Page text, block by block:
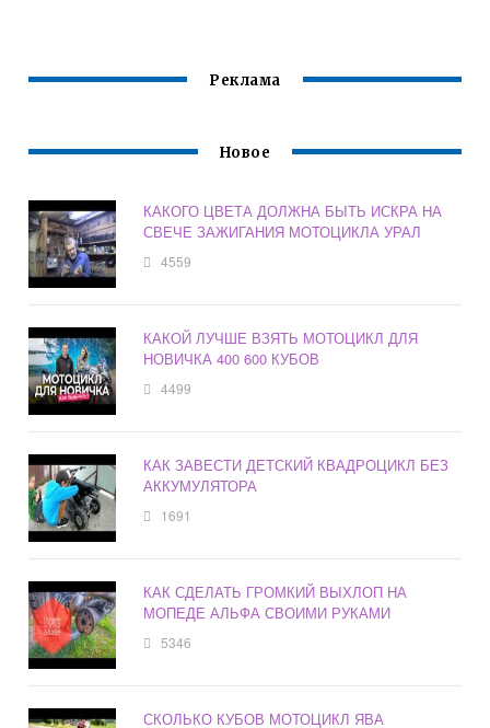
Реклама
Новое
КАКОГО ЦВЕТА ДОЛЖНА БЫТЬ ИСКРА НА
СВЕЧЕ ЗАЖИГАНИЯ МОТОЦИКЛА УРАЛ
4559
КАКОЙ ЛУЧШЕ ВЗЯТЬ МОТОЦИКЛ ДЛЯ
НОВИЧКА 400 600 КУБОВ
4499
КАК ЗАВЕСТИ ДЕТСКИЙ КВАДРОЦИКЛ БЕЗ
АККУМУЛЯТОРА
1691
КАК СДЕЛАТЬ ГРОМКИЙ ВЫХЛОП НА
МОПЕДЕ АЛЬФА СВОИМИ РУКАМИ
5346
СКОЛЬКО КУБОВ МОТОЦИКЛ ЯВА